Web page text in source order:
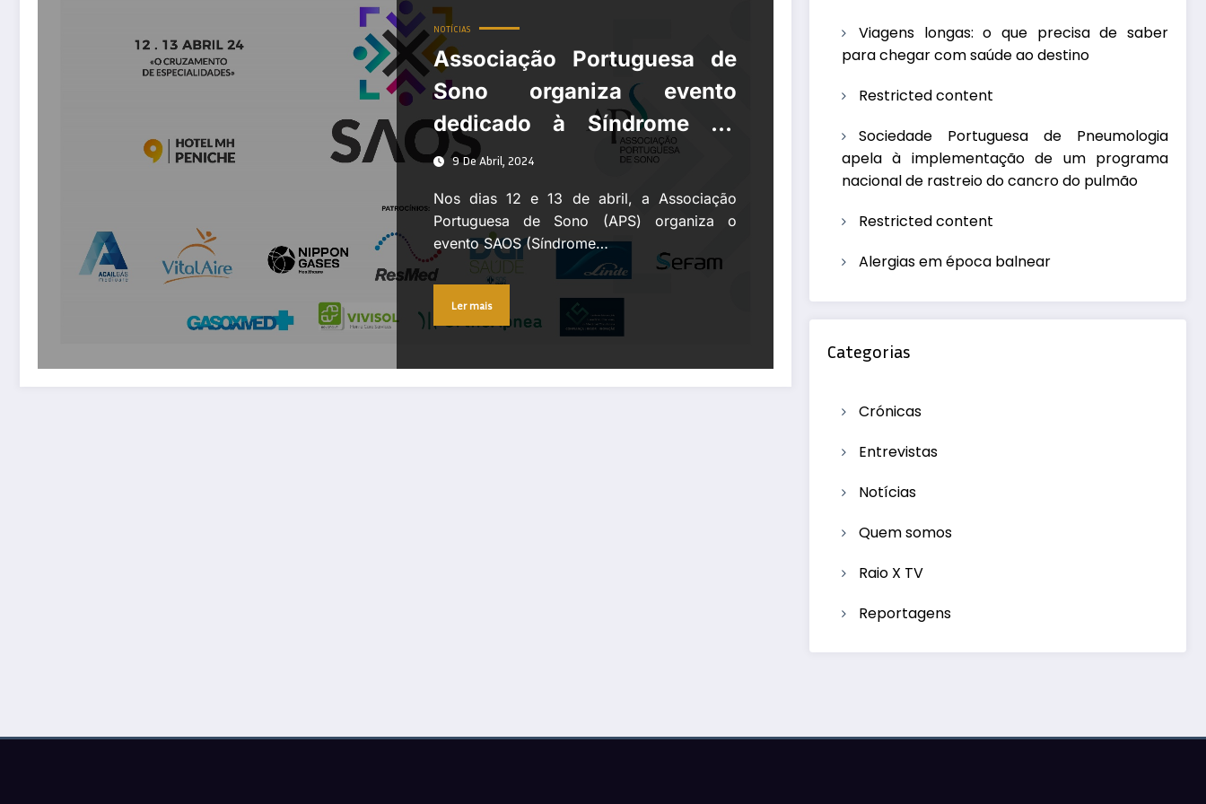
NOTÍCIAS
Associação Portuguesa de
Sono organiza evento
dedicado à Síndrome de
Apneia Obstrutiva do Sono
9 De Abril, 2024
Nos dias 12 e 13 de abril, a Associação
Portuguesa de Sono (APS) organiza o
evento SAOS (Síndrome…
Ler mais
Viagens longas: o que precisa de saber
para chegar com saúde ao destino
Restricted content
Sociedade Portuguesa de Pneumologia
apela à implementação de um programa
nacional de rastreio do cancro do pulmão
Restricted content
Alergias em época balnear
Categorias
Crónicas
Entrevistas
Notícias
Quem somos
Raio X TV
Reportagens